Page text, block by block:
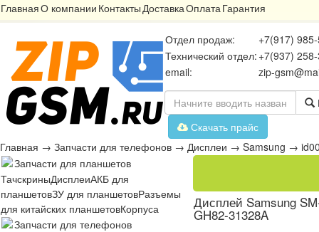
ГлавнаяО компании КонтактыДоставкаОплатаГарантия
Отдел продаж:
+7(917)
Технический отдел: +7(937)
email:
zip-
Скачать прайс
Главная → Запчасти для телефонов → Дисплеи → Samsung →
Запчасти для планшетов
ТачскриныДисплеиАКБ для
планшетовЗУ для планшетовРазъемы
для китайских планшетовКорпуса
Запчасти для телефонов
Дисплей Samsung
GH82-31328A